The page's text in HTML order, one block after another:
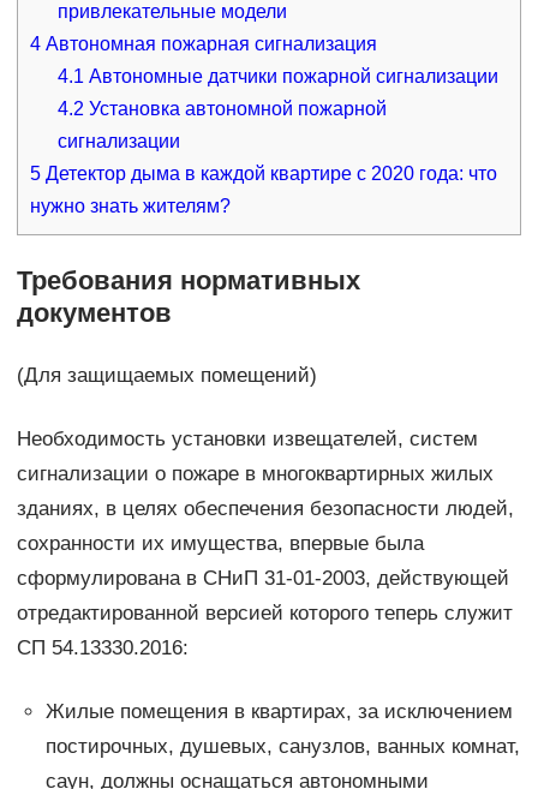
привлекательные модели
4Автономная пожарная сигнализация
4.1 Автономные датчики пожарной сигнализации
4.2 Установка автономной пожарной
сигнализации
5Детектор дыма в каждой квартире с 2020 года: что
нужно знать жителям?
Требования нормативных
документов
(Для защищаемых помещений)
Необходимость установки извещателей, систем
сигнализации о пожаре в многоквартирных жилых
зданиях, в целях обеспечения безопасности людей,
сохранности их имущества, впервые была
сформулирована в СНиП 31-01-2003, действующей
отредактированной версией которого теперь служит
СП 54.13330.2016:
Жилые помещения в квартирах, за исключением
постирочных, душевых, санузлов, ванных комнат,
саун, должны оснащаться автономными